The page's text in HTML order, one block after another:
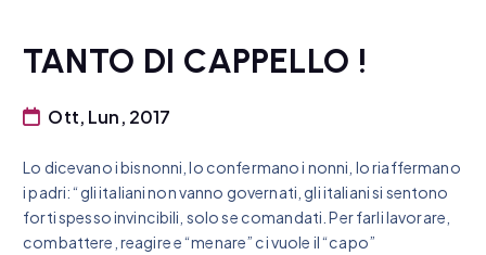
TANTO DI CAPPELLO !
Ott, Lun, 2017
Lo dicevano i bisnonni, lo confermano i nonni, lo riaffermano
i padri: “gli italiani non vanno governati, gli italiani si sentono
forti spesso invincibili, solo se comandati. Per farli lavorare,
combattere, reagire e “menare” ci vuole il “capo”